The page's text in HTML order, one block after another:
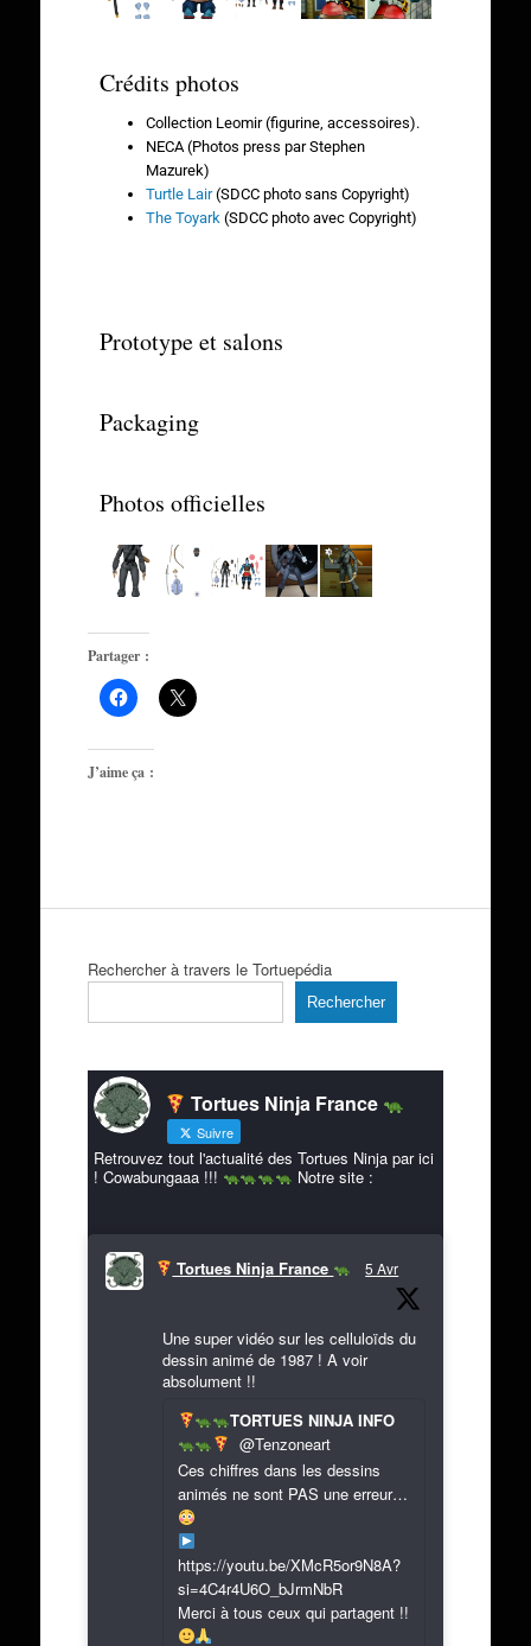
Crédits photos
Collection Leomir (figurine, accessoires).
NECA (Photos press par Stephen
Mazurek)
Turtle Lair(SDCC photo sans Copyright)
The Toyark (SDCC photo avec Copyright)
Prototype et salons
Packaging
Photos officielles
Partager :
J’aime ça :
Rechercher à travers le Tortuepédia
Rechercher
Tortues Ninja France
Suivre
Retrouvez tout l'actualité des Tortues Ninja par ici
! Cowabungaaa !!!
Notre site :
Tortues Ninja France 5 Avr
Une super vidéo sur les celluloïds du
dessin animé de 1987 ! A voir
absolument !!
TORTUES NINJA INFO
@Tenzoneart
Ces chiffres dans les dessins
animés ne sont PAS une erreur…
https://youtu.be/XMcR5or9N8A?
si=4C4r4U6O_bJrmNbR
Merci à tous ceux qui partagent !!